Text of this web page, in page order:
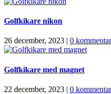
Golfkikare nikon
26 december, 2023 | 0
Golfkikare med magnet
22 december, 2023 | 0